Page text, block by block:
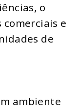
o
e
de
ambiente